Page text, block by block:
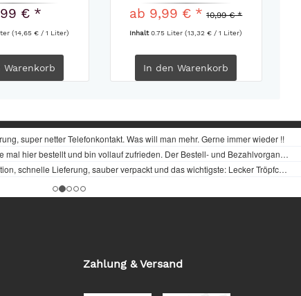
€ *
(14,65 € / 1 Liter)
Warenkorb
ab 9,99 € * 10,99 € *
Inhalt0.75 Liter(13,32 € / 1 Liter)
In den Warenkorb
Zahlung & Versand